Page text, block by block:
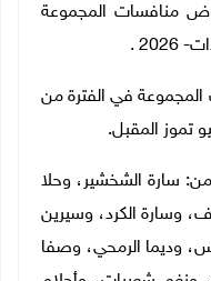
منافسات المجموعة
.
في الفترة من
.
سارة الشخشير، وحلا
وسارة الكرد، وسيرين
وديما الرمحي، وصفا